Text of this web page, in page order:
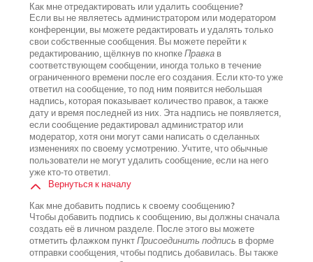
Как мне отредактировать или удалить сообщение?
Если вы не являетесь администратором или модератором
конференции, вы можете редактировать и удалять только
свои собственные сообщения. Вы можете перейти к
редактированию, щёлкнув по кнопкеПравкав
соответствующем сообщении, иногда только в течение
ограниченного времени после его создания. Если кто-то уже
ответил на сообщение, то под ним появится небольшая
надпись, которая показывает количество правок, а также
дату и время последней из них. Эта надпись не появляется,
если сообщение редактировал администратор или
модератор, хотя они могут сами написать о сделанных
изменениях по своему усмотрению. Учтите, что обычные
пользователи не могут удалить сообщение, если на него
уже кто-то ответил.
Вернуться к началу
Как мне добавить подпись к своему сообщению?
Чтобы добавить подпись к сообщению, вы должны сначала
создать её в личном разделе. После этого вы можете
отметить флажком пунктПрисоединить подпись в форме
отправки сообщения, чтобы подпись добавилась. Вы также